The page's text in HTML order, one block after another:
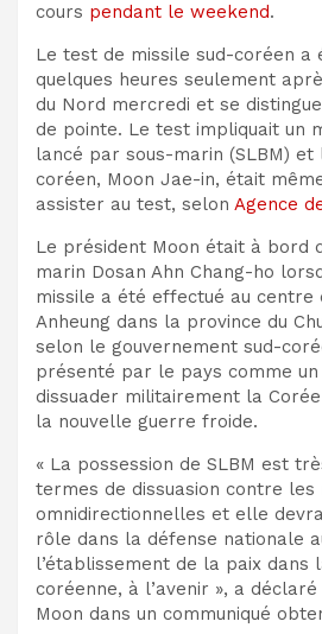
cours pendant le weekend.
Le test de missile sud-coréen a
quelques heures seulement
du Nord mercredi et se
de pointe. Le test impliquait un
lancé par sous-marin (SLBM)
coréen, Moon Jae-in, était
assister au test, selon Agence
Le président Moon était à bord
marin Dosan Ahn Chang-ho
missile a été effectué au centre
Anheung dans la province du
selon le gouvernement sud-
présenté par le pays comme un
dissuader militairement la
la nouvelle guerre froide.
« La possession de SLBM est
termes de dissuasion contre les
omnidirectionnelles et elle
rôle dans la défense nationale
l’établissement de la paix dans
coréenne, à l’avenir », a
Moon dans un communiqué